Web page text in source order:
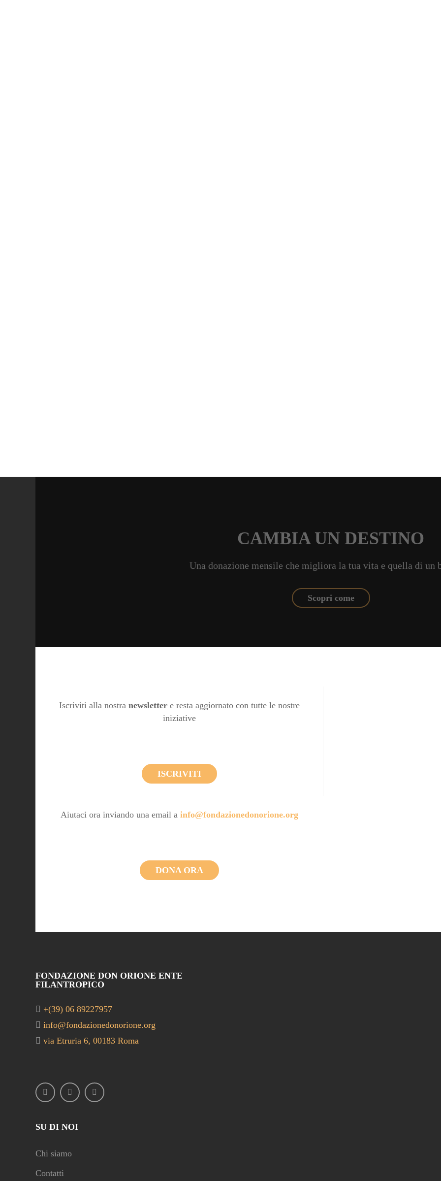
CAMBIA UN DESTINO
Una donazione mensile che migliora la tua vita e quella di un
Scopri come
Iscriviti alla nostra newslettere resta aggiornato con tutte le nostre
iniziative
ISCRIVITI
Aiutaci ora inviando una email a info@fondazionedonorione.org
DONA ORA
FONDAZIONE DON ORIONE ENTE
FILANTROPICO
+(39) 06 89227957
info@fondazionedonorione.org
via Etruria 6, 00183 Roma
SU DI NOI
Chi siamo
Contatti